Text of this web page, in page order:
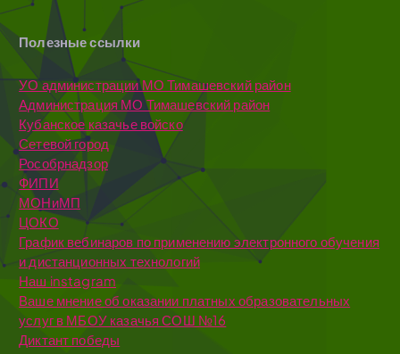
Полезные ссылки
УО администрации МО Тимашевский район
Администрация МО Тимашевский район
Кубанское казачье войско
Сетевой город
Рособрнадзор
ФИПИ
МОНиМП
ЦОКО
График вебинаров по применению электронного обучения
и дистанционных технологий
Наш instagram
Ваше мнение об оказании платных образовательных
услуг в МБОУ казачья СОШ №16
Диктант победы